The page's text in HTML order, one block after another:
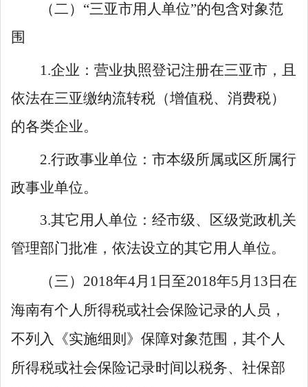
（二） “三亚市用人单位”的包含对象范
围
1.企业：营业执照登记注册在三亚市，且
依法在三亚缴纳流转税 （增值税、消费税）
的各类企业。
2.行政事业单位：市本级所属或区所属行
政事业单位。
3.其它用人单位：经市级、区级党政机关
管理部门批准，依法设立的其它用人单位。
（三） 2018年4月 1 日至2018年5月 13 日在
海南有个人所得税或社会保险记录的人员，
不列入《实施细则》保障对象范围，其个人
所得税或社会保险记录时间以税务、社保部